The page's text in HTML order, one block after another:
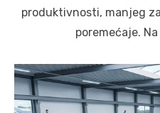
produktivnosti, manjeg
poremećaje.